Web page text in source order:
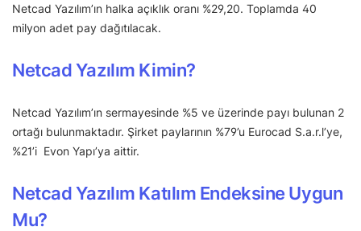
Netcad Yazılım’ın halka açıklık oranı %29,20. Toplamda 40
milyon adet pay dağıtılacak.
Netcad Yazılım Kimin?
Netcad Yazılım’ın sermayesinde %5 ve üzerinde payı bulunan 2
ortağı bulunmaktadır. Şirket paylarının %79’u Eurocad S.a.r.l’ye,
%21’i Evon Yapı’ya aittir.
Netcad Yazılım Katılım Endeksine Uygun
Mu?